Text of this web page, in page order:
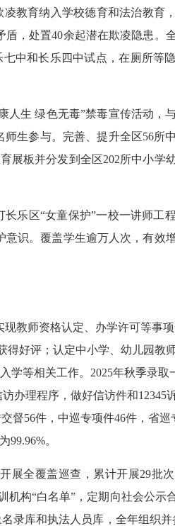
教育纳入学校德育和法治教育
，处置40余起潜在欺凌隐患。
中和长乐四中试点，在厕所等
人生 绿色无毒”禁毒宣传活动，
生参与。完善、提升全区56所
展板并分发到全区202所中小学
乐区“女童保护”一校一讲师工
识。覆盖学生逾万人次，有效
教师资格认定、办学许可等事
好评；认定中小学、幼儿园教师
学等相关工作。2025年秋季录取
办理程序，做好信访件和12345
督56件，中巡专项件46件，省
99.96%。
展全覆盖巡查，累计开展29批
机构“白名单”，定期向社会公示
录库和执法人员库，全年组织